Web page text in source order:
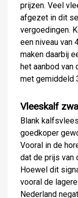
prijzen. Veel
afgezet in dit
vergoedingen.
een niveau van
maken daarbij
het aanbod van
met gemiddeld
Vleeskalf
Blank
goedkoper
Vooral in de
dat de prijs van
Hoewel dit
vooral de
Nederland